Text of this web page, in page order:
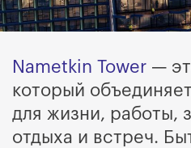
Nametkin Tower —
который
для жизни, работы,
отдыха и встреч.